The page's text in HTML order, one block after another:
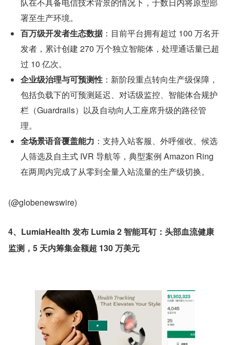
署至生产环境。
百万级开发者生态数据：目前平台拥有超过 100 万名开
发者，累计创建 270 万个独立智能体，处理通话量已超
过 10 亿次。
企业级治理与可预测性 ：新阶段重点转向生产级保障，
包括负载下的可预测延迟、对话级监控、智能体合规护
栏（Guardrails）以及自动向人工座席升级的路径管
理。
全场景语音覆盖能力 ：支持入站客服、外呼催收、候选
人筛选及自主式 IVR 导航等，典型案例 Amazon Ring
在两周内完成了从零到全量入站流量的生产级切换。
(@globenewswire)
4、LumiaHealth 发布 Lumia 2 智能耳钉：头部血流健康
监测，5 天内筹集金额超 130 万美元